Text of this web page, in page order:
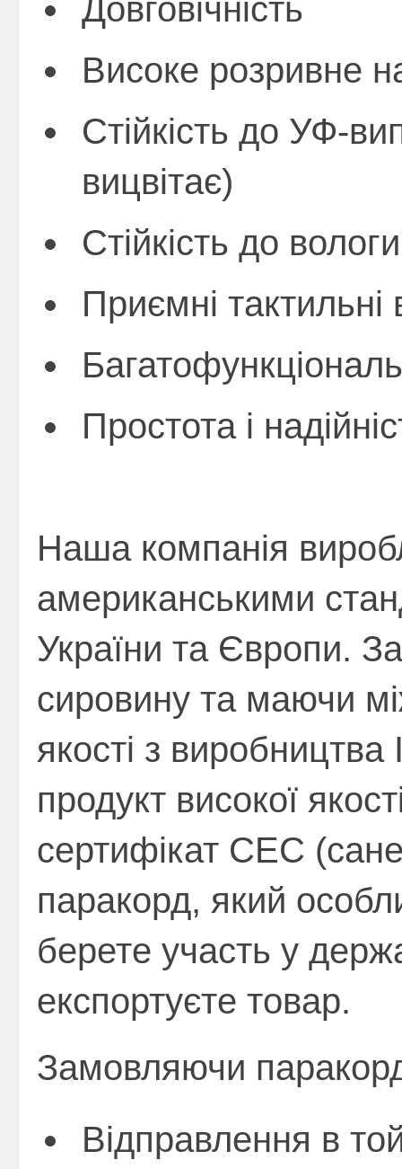
Довговічність
Високе розривне
Стійкість до УФ-
вицвітає)
Стійкість до вологи
Приємні тактильні
Простота і
Наша компанія
американськими
України та Європи.
сировину та маючи
якості з
продукт високої
сертифікат СЕС
паракорд, який
берете участь у
експортуєте товар.
Замовляючи
Відправлення в